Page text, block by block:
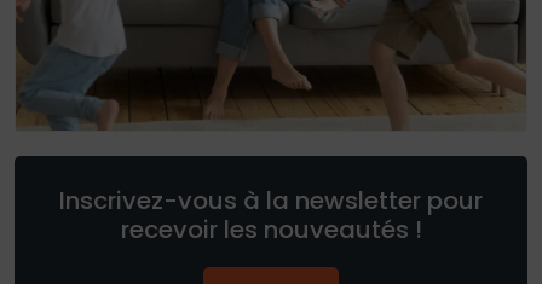
Inscrivez-vous à la newsletter pour
recevoir les nouveautés !